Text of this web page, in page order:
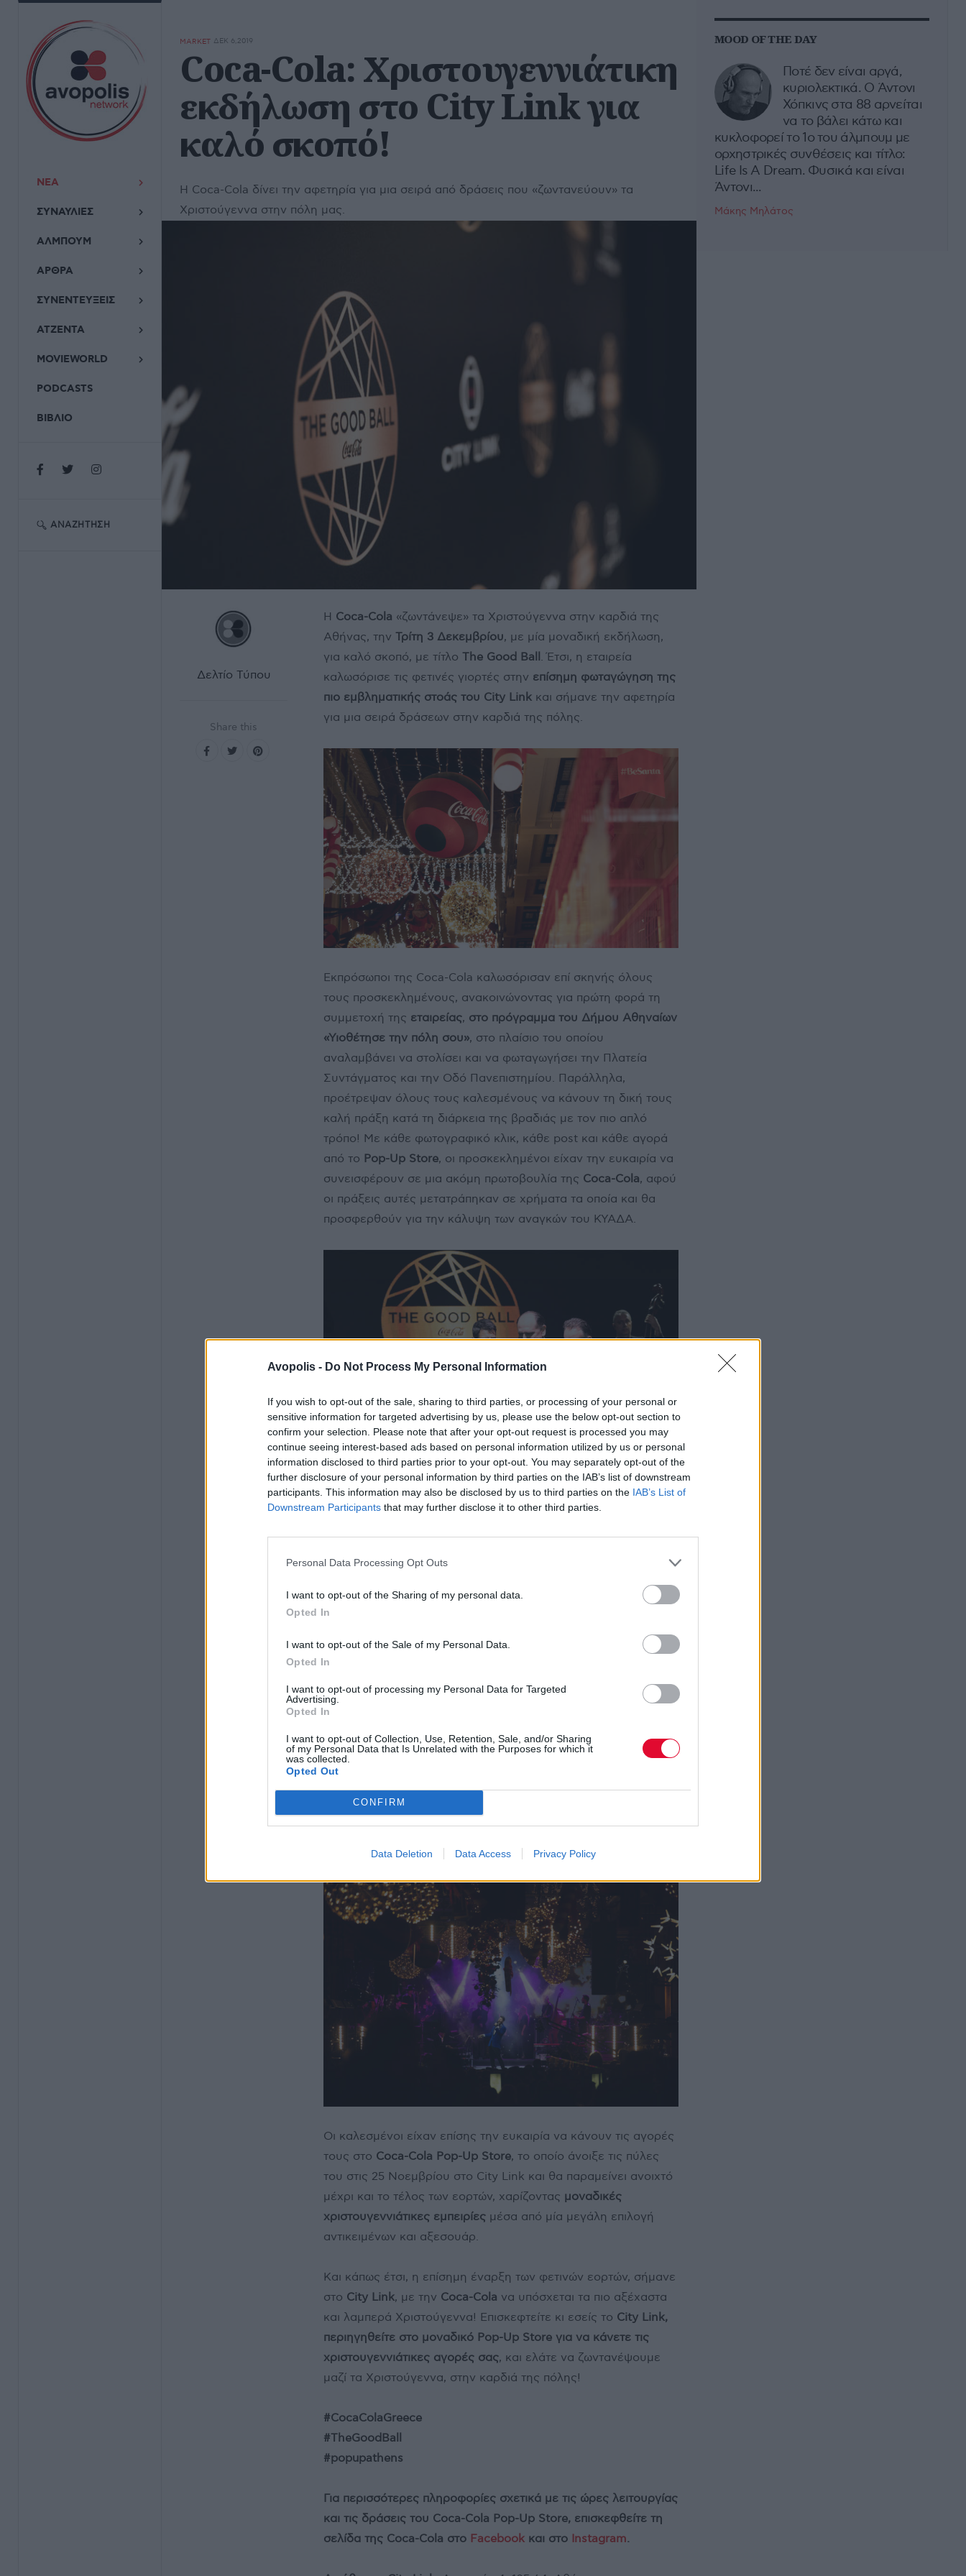
Avopolis - Do Not Process My Personal Information
If you wish to opt-out of the sale, sharing to third parties, or processing of your personal or
sensitive information for targeted advertising by us, please use the below opt-out section to
confirm your selection. Please note that after your opt-out request is processed you may
continue seeing interest-based ads based on personal information utilized by us or personal
information disclosed to third parties prior to your opt-out. You may separately opt-out of the
further disclosure of your personal information by third parties on the IAB’s list of downstream
participants. This information may also be disclosed by us to third parties on the IAB’s List of
Downstream Participants that may further disclose it to other third parties.
Personal Data Processing Opt Outs
I want to opt-out of the Sharing of my personal data.
Opted In
I want to opt-out of the Sale of my Personal Data.
Opted In
I want to opt-out of processing my Personal Data for Targeted
Advertising.
Opted In
I want to opt-out of Collection, Use, Retention, Sale, and/or Sharing
of my Personal Data that Is Unrelated with the Purposes for which it
was collected.
Opted Out
CONFIRM
Data Deletion Data Access Privacy Policy
ΝΕΑ
ΣΥΝΑΥΛΙΕΣ
ΑΛΜΠΟΥΜ
ΑΡΘΡΑ
ΣΥΝΕΝΤΕΥΞΕΙΣ
ΑΤΖΕΝΤΑ
MOVIEWORLD
PODCASTS
ΒΙΒΛΙΟ
ΑΝΑΖΉΤΗΣΗ
MARKET ΔΕΚ 6,2019
Coca-Cola: Χριστουγεννιάτικη
εκδήλωση στο City Link για
καλό σκοπό!
Η Coca-Cola δίνει την αφετηρία για μια σειρά από δράσεις που «ζωντανεύουν» τα
Χριστούγεννα στην πόλη μας.
Δελτίο Τύπου
Share this
Η Coca-Cola «ζωντάνεψε» τα Χριστούγεννα στην καρδιά της
Αθήνας, την Τρίτη 3 Δεκεμβρίου, με μία μοναδική εκδήλωση,
για καλό σκοπό, με τίτλο The Good Ball. Έτσι, η εταιρεία
καλωσόρισε τις φετινές γιορτές στην επίσημη φωταγώγηση της
πιο εμβληματικής στοάς του City Link και σήμανε την αφετηρία
για μια σειρά δράσεων στην καρδιά της πόλης.
Εκπρόσωποι της Coca-Cola καλωσόρισαν επί σκηνής όλους
τους προσκεκλημένους, ανακοινώνοντας για πρώτη φορά τη
συμμετοχή της εταιρείας, στο πρόγραμμα του Δήμου Αθηναίων
«Υιοθέτησε την πόλη σου», στο πλαίσιο του οποίου
αναλαμβάνει να στολίσει και να φωταγωγήσει την Πλατεία
Συντάγματος και την Οδό Πανεπιστημίου. Παράλληλα,
προέτρεψαν όλους τους καλεσμένους να κάνουν τη δική τους
καλή πράξη κατά τη διάρκεια της βραδιάς με τον πιο απλό
τρόπο! Με κάθε φωτογραφικό κλικ, κάθε post και κάθε αγορά
από το Pop-Up Store, οι προσκεκλημένοι είχαν την ευκαιρία να
συνεισφέρουν σε μια ακόμη πρωτοβουλία της Coca-Cola, αφού
οι πράξεις αυτές μετατράπηκαν σε χρήματα τα οποία και θα
προσφερθούν για την κάλυψη των αναγκών του ΚΥΑΔΑ.
Λίλιαν Νεκταρίου, Γενική Διευθύντρια της Coca-Cola για
Ελλάδα, Κύπρο, Μάλτα, η Σίσσυ Ηλιοπούλου, Διευθύντρια
Coca-Cola για Ελλάδα, Κύπρο, Μάλτα, ο Σάκης Ρουβάς, ο
Γεώργιος Κορμάς, Ανώτερος Γενικός Διευθυντής του Ομίλου
της Τράπεζας Πειραιώς και Διευθύνων Σύμβουλος της
Πειραιώς Real Estate S.A καθώς και της PICAR S.A και ο
Έψιλον
Το παρών κατά τη διάρκεια της εκδήλωσης, έδωσαν
εκπρόσωποι από το χώρο της πολιτικής σκηνής, των media,
αντάλλαξαν ευχές για καλές γιορτές, ενώ το κέφι απογειώθηκε
με το μοναδικό performance του
Οι καλεσμένοι είχαν επίσης την ευκαιρία να κάνουν τις αγορές
τους στο Coca-Cola Pop-Up Store, το οποίο άνοιξε τις πύλες
του στις 25 Νοεμβρίου στο City Link και θα παραμείνει ανοιχτό
μέχρι και το τέλος των εορτών, χαρίζοντας μοναδικές
χριστουγεννιάτικες εμπειρίες μέσα από μία μεγάλη επιλογή
αντικειμένων και αξεσουάρ.
Και κάπως έτσι, η επίσημη έναρξη των φετινών εορτών, σήμανε
στο City Link, με την Coca-Cola να υπόσχεται τα πιο αξέχαστα
και λαμπερά Χριστούγεννα! Επισκεφτείτε κι εσείς το City Link,
περιηγηθείτε στο μοναδικό Pop-Up Store για να κάνετε τις
χριστουγεννιάτικες αγορές σας, και ελάτε να ζωντανέψουμε
μαζί τα Χριστούγεννα, στην καρδιά της πόλης!
#CocaColaGreece
#TheGoodBall
#popupathens
Για περισσότερες πληροφορίες σχετικά με τις ώρες λειτουργίας
και τις δράσεις του Coca-Cola Pop-Up Store, επισκεφθείτε τη
σελίδα της Coca-Cola στο Facebook και στο Instagram.
MOOD OF THE DAY
Ποτέ δεν είναι αργά,
κυριολεκτικά. Ο Άντονι
Χόπκινς στα 88 αρνείται
να το βάλει κάτω και
κυκλοφορεί το 1ο του άλμπουμ με
ορχηστρικές συνθέσεις και τίτλο:
Life Is A Dream. Φυσικά και είναι
Άντονι...
Μάκης Μηλάτος